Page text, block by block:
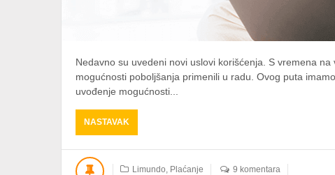
Nedavno su uvedeni novi uslovi korišćenja. S vremena
mogućnosti poboljšanja primenili u radu. Ovog puta
uvođenje mogućnosti...
NASTAVAK
MOGUĆNOST
PLAĆANJA
Limundo, Plaćanje 9 komentara